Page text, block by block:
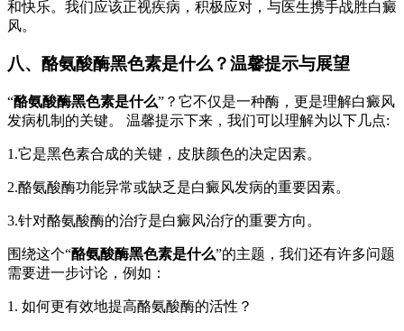
和快乐。我们应该正视疾病，积极应对，与医生携手战胜白癜
风。
八、 酪氨酸酶黑色素是什么 ？温馨提示与展望
“酪氨酸酶黑色素是什么”？它不仅是一种酶，更是理解白癜风
发病机制的关键。 温馨提示下来，我们可以理解为以下几点:
1.它是黑色素合成的关键，皮肤颜色的决定因素。
2.酪氨酸酶功能异常或缺乏是白癜风发病的重要因素。
3.针对酪氨酸酶的治疗是白癜风治疗的重要方向。
围绕这个“酪氨酸酶黑色素是什么”的主题，我们还有许多问题
需要进一步讨论，例如：
1. 如何更有效地提高酪氨酸酶的活性？